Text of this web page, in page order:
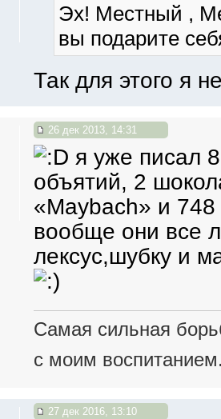
Эх! Местный ,
вы подарите
Так для этого я
26 дек 2013, 14:31
я уже писал
объятий, 2
«Maybach» и
вообще они все
лексус,шубку и
Самая сильная
с моим
27 дек 2016, 13:10